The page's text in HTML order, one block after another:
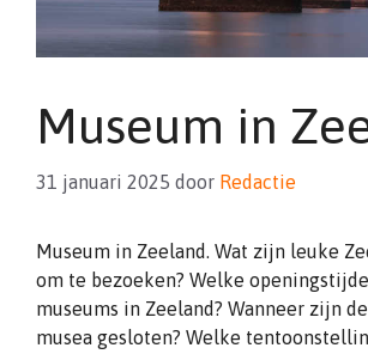
Museum in
31 januari 2025 door Redactie
Museum in Zeeland. Wat zijn leuke
om te bezoeken? Welke
museums in Zeeland? Wanneer zijn
musea gesloten? Welke